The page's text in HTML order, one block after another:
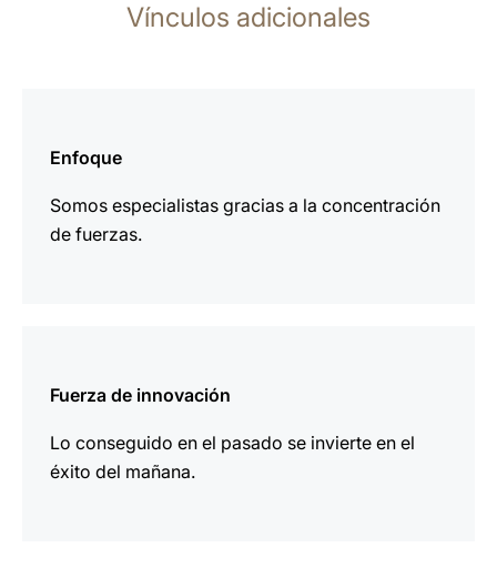
Vínculos adicionales
Enfoque
Somos especialistas gracias a la concentración
de fuerzas.
Fuerza de innovación
Lo conseguido en el pasado se invierte en el
éxito del mañana.